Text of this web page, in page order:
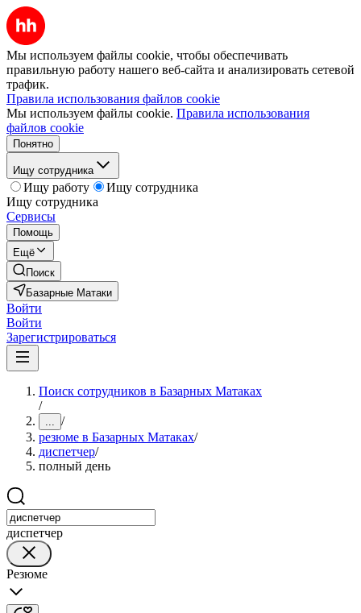
Мы используем файлы cookie, чтобы обеспечивать
правильную работу нашего веб-сайта и анализировать сетевой
трафик.
Правила использования файлов cookie
Мы используем файлы cookie. Правила использования
файлов cookie
Понятно
Ищу сотрудника
Ищу работу
Ищу сотрудника
Ищу сотрудника
Сервисы
Помощь
Ещё
Поиск
Базарные Матаки
Войти
Войти
Зарегистрироваться
Поиск сотрудников в Базарных Матаках
/
... /
резюме в Базарных Матаках/
диспетчер/
полный день
диспетчер
Резюме